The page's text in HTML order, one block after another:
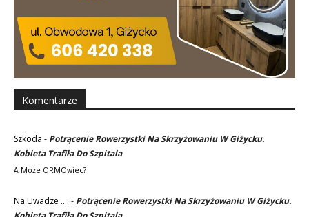
Komentarze
Szkoda - Potrącenie Rowerzystki Na Skrzyżowaniu W Giżycku.
Kobieta Trafiła Do Szpitala
A Może ORMOwiec?
Na Uwadze .... - Potrącenie Rowerzystki Na Skrzyżowaniu W Giżycku.